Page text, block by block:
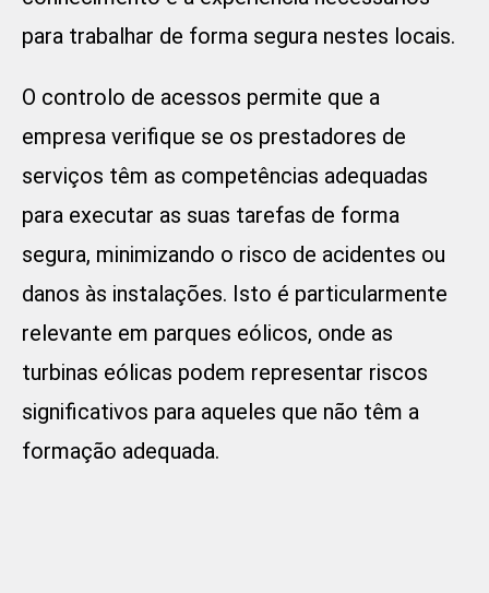
para trabalhar de forma segura nestes locais.
O controlo de acessos permite que a
empresa verifique se os prestadores de
serviços têm as competências adequadas
para executar as suas tarefas de forma
segura, minimizando o risco de acidentes ou
danos às instalações. Isto é particularmente
relevante em parques eólicos, onde as
turbinas eólicas podem representar riscos
significativos para aqueles que não têm a
formação adequada.